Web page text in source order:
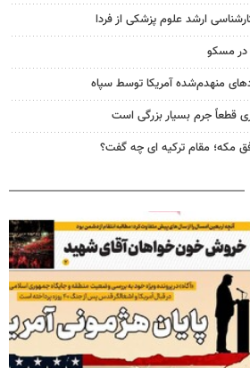
ارشد علوم پزشکی از فردا
در مسکو
منهدم‌شده آمریکا توسط سپاه
قطعاً جرم بسیار بزرگی است
مکه؛ مقام ترکیه ای چه گفت؟